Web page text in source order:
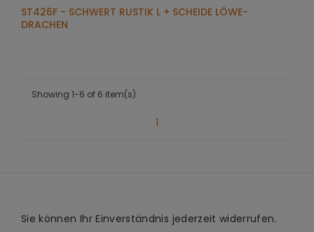
ST426F - SCHWERT RUSTIK L + SCHEIDE LÖWE-
DRACHEN
Showing 1-6 of 6 item(s)
1
Sie können Ihr Einverständnis jederzeit widerrufen.